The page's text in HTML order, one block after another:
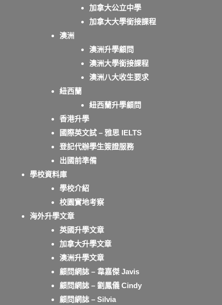
加拿大公立中學
加拿大大學銜接課程
澳洲
澳洲升學顧問
澳洲大學銜接課程
澳洲八大收生要求
紐西蘭
紐西蘭升學顧問
香港升學
國際英文試 – 雅思 IELTS
登記代辦學生簽證服務
出國前準備
學校資料庫
學校介紹
校園實地考察
海外升學文章
英國升學文章
加拿大升學文章
澳洲升學文章
顧問網誌 – 韋嘉傑 Javis
顧問網誌 – 劉鳳儀 Cindy
顧問網誌 – Silvia